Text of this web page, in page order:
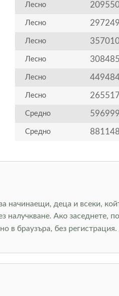
Лесно
Лесно 297249
Лесно
Лесно 308485
Лесно
Лесно 265517
Средно 596999
Средно 881148
начинаещи, деца и всеки,
Ако заседнете,
в браузъра, без